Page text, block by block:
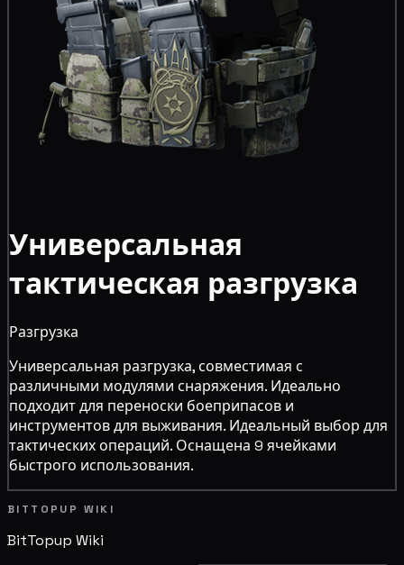
Универсальная
тактическая разгрузка
Разгрузка
Универсальная разгрузка, совместимая с
различными модулями снаряжения. Идеально
подходит для переноски боеприпасов и
инструментов для выживания. Идеальный выбор для
тактических операций. Оснащена 9 ячейками
быстрого использования.
BITTOPUP WIKI
BitTopup Wiki